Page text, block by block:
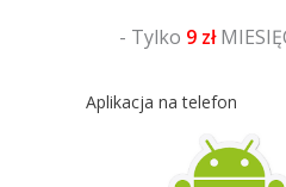
- Tylko 9 zł
Aplikacja na telefon